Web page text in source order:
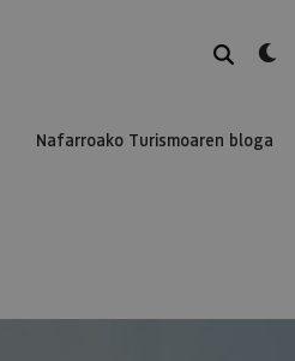
BILATU
Nafarroako Turismoaren bloga